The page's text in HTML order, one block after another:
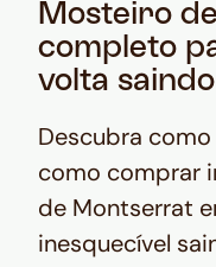
Mosteiro
completo
volta
Descubra
como comprar
de Montserrat
inesquecível